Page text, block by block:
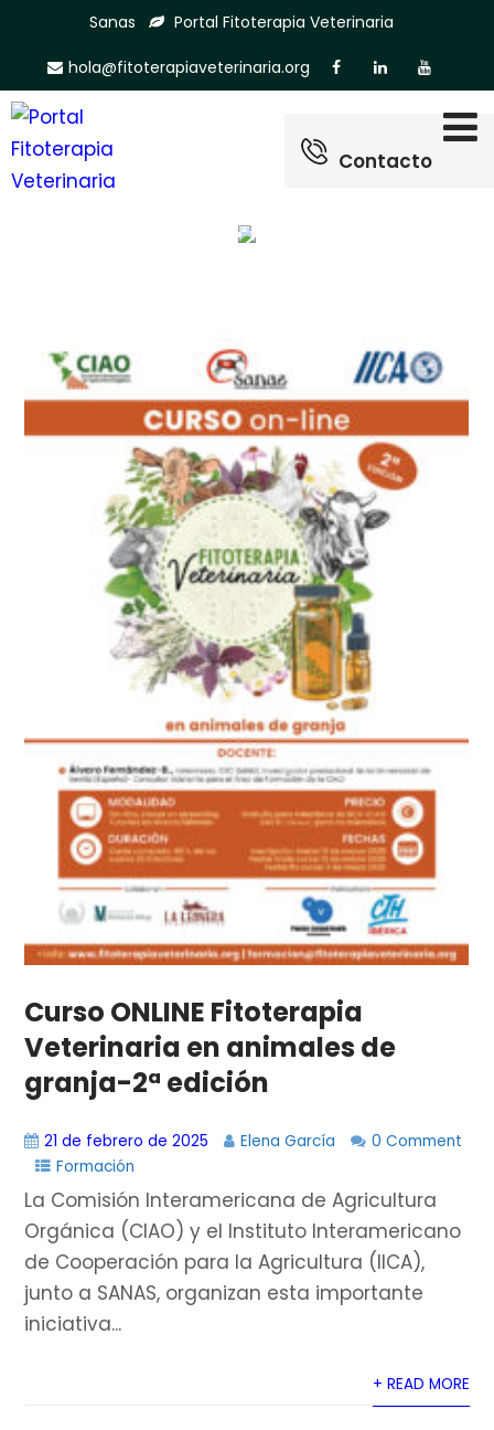
Sanas Portal Fitoterapia Veterinaria
hola@fitoterapiaveterinaria.org
Contacto
Categoría:Formación
Curso ONLINE Fitoterapia
Veterinaria en animales de
granja-2ª edición
21 de febrero de 2025 Elena García
0 Comment
Formación
La Comisión Interamericana de Agricultura
Orgánica (CIAO) y el Instituto Interamericano
de Cooperación para la Agricultura (IICA),
junto a SANAS, organizan esta importante
iniciativa...
+ READ MORE